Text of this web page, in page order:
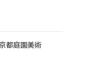
都庭園美術